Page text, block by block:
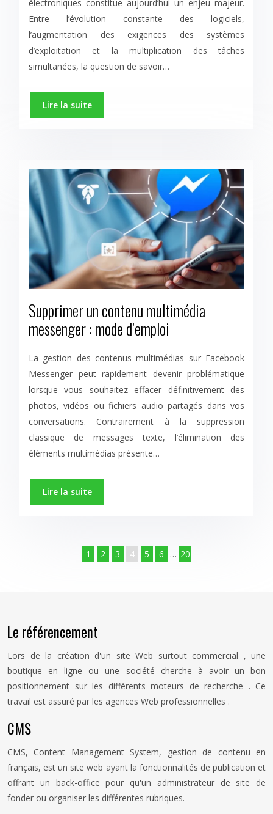
électroniques constitue aujourd’hui un enjeu majeur.
Entre l’évolution constante des logiciels,
l’augmentation des exigences des systèmes
d’exploitation et la multiplication des tâches
simultanées, la question de savoir…
Lire la suite
Supprimer un contenu multimédia
messenger : mode d’emploi
La gestion des contenus multimédias sur Facebook
Messenger peut rapidement devenir problématique
lorsque vous souhaitez effacer définitivement des
photos, vidéos ou fichiers audio partagés dans vos
conversations. Contrairement à la suppression
classique de messages texte, l’élimination des
éléments multimédias présente…
Lire la suite
1 2 3 4 5 6 … 20
Le référencement
Lors de la création d'un site Web surtout commercial , une
boutique en ligne ou une société cherche à avoir un bon
positionnement sur les différents moteurs de recherche . Ce
travail est assuré par les agences Web professionnelles .
CMS
CMS, Content Management System, gestion de contenu en
français, est un site web ayant la fonctionnalités de publication et
offrant un back-office pour qu'un administrateur de site de
fonder ou organiser les différentes rubriques.